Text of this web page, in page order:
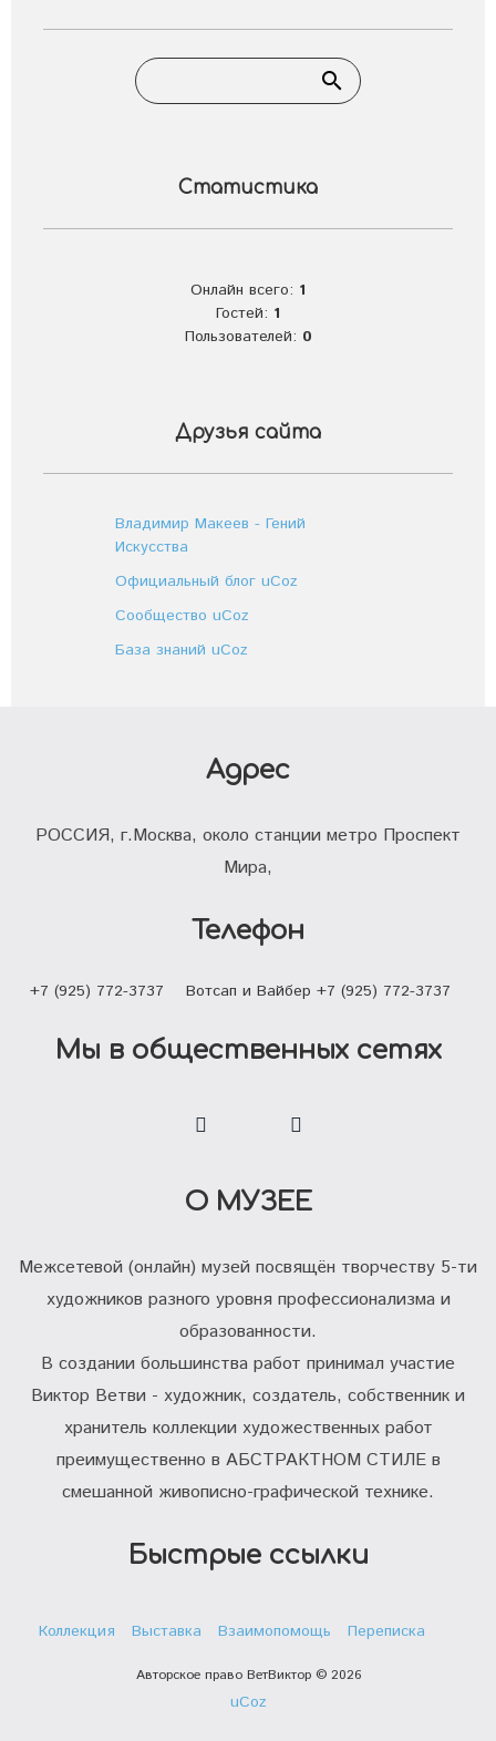
Статистика
Онлайн всего: 1
Гостей: 1
Пользователей: 0
Друзья сайта
Владимир Макеев - Гений
Искусства
Официальный блог uCoz
Сообщество uCoz
База знаний uCoz
О МУЗЕЕ
Межсетевой (онлайн) музей посвящён творчеству 5-ти
художников разного уровня профессионализма и
образованности.
В создании большинства работ принимал участие
Виктор Ветви - художник, создатель, собственник и
хранитель коллекции художественных работ
преимущественно в АБСТРАКТНОМ СТИЛЕ в
смешанной живописно-графической технике.
Быстрые ссылки
Коллекция Выставка Взаимопомощь Переписка
Авторское право ВетВиктор © 2026
uCoz
Адрес
РОССИЯ, г.Москва, около станции метро Проспект
Мира,
Телефон
+7 (925) 772-3737 Вотсап и Вайбер +7 (925) 772-3737
Мы в общественных сетях